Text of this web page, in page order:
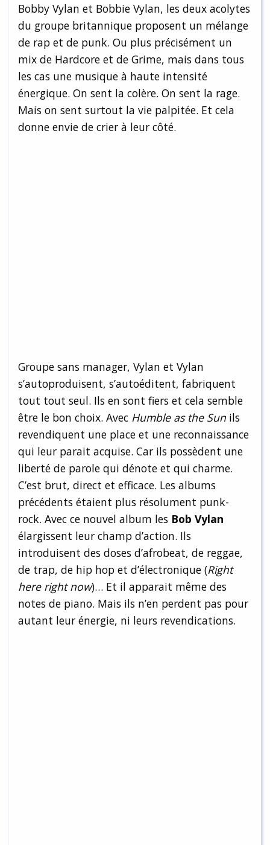
Bobby Vylan et Bobbie Vylan, les deux acolytes
du groupe britannique proposent un mélange
de rap et de punk. Ou plus précisément un
mix de Hardcore et de Grime, mais dans tous
les cas une musique à haute intensité
énergique. On sent la colère. On sent la rage.
Mais on sent surtout la vie palpitée. Et cela
donne envie de crier à leur côté.
Groupe sans manager, Vylan et Vylan
s’autoproduisent, s’autoéditent, fabriquent
tout tout seul. Ils en sont fiers et cela semble
être le bon choix. Avec Humble as the Sun ils
revendiquent une place et une reconnaissance
qui leur parait acquise. Car ils possèdent une
liberté de parole qui dénote et qui charme.
C’est brut, direct et efficace. Les albums
précédents étaient plus résolument punk-
rock. Avec ce nouvel album les Bob Vylan
élargissent leur champ d’action. Ils
introduisent des doses d’afrobeat, de reggae,
de trap, de hip hop et d’électronique (Right
here right now)… Et il apparait même des
notes de piano. Mais ils n’en perdent pas pour
autant leur énergie, ni leurs revendications.